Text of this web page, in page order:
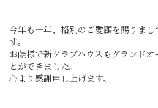
今年も一年、格別のご愛顧を賜りま
す。
お蔭様で新クラブハウスもグランド
とができました。
心より感謝申し上げます。